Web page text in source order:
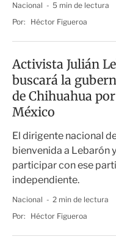
Nacional
5 min de lectura
Por:
Héctor Figueroa
Activista Julián
buscará la
de Chihuahua
México
El dirigente nacional
bienvenida a Lebarón
participar con ese
independiente.
Nacional
2 min de lectura
Por:
Héctor Figueroa